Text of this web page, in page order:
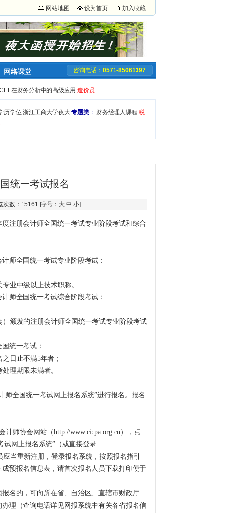
网站地图 设为首页 加入收藏
网络课堂 咨询电话： 0571-85061397
在财务分析中的高级应用 造价员
历学位 浙江工商大学夜大 专题类： 财务经理人课程 税
统一考试报名
数：15161 [字号： 大 中 小]
注册会计师全国统一考试专业阶段考试和综合
师全国统一考试专业阶段考试：
业中级以上技术职称。
师全国统一考试综合阶段考试：
颁发的注册会计师全国统一考试专业阶段考试
统一考试：
日止不满5年者；
理期限未满者。
师全国统一考试网上报名系统”进行报名。报名
计师协会网站（http://www.cicpa.org.cn），点
试网上报名系统”（或直接登录
应当重新注册，登录报名系统，按照报名指引
预报名信息表，请首次报名人员下载打印便于
名的，可向所在省、自治区、直辖市财政厅
理（查询电话详见网报系统中有关各省报名信